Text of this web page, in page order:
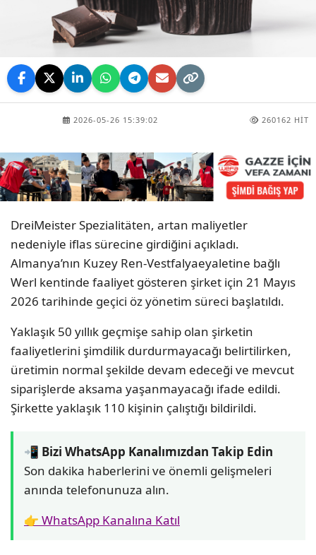
2026-05-26 15:39:02 260162 HIT
DreiMeister Spezialitäten, artan maliyetler
nedeniyle iflas sürecine girdiğini açıkladı.
Almanya’nın Kuzey Ren-Vestfalyaeyaletine bağlı
Werl kentinde faaliyet gösteren şirket için 21 Mayıs
2026 tarihinde geçici öz yönetim süreci başlatıldı.
Yaklaşık 50 yıllık geçmişe sahip olan şirketin
faaliyetlerini şimdilik durdurmayacağı belirtilirken,
üretimin normal şekilde devam edeceği ve mevcut
siparişlerde aksama yaşanmayacağı ifade edildi.
Şirkette yaklaşık 110 kişinin çalıştığı bildirildi.
📲 Bizi WhatsApp Kanalımızdan Takip Edin
Son dakika haberlerini ve önemli gelişmeleri
anında telefonunuza alın.
👉 WhatsApp Kanalına Katıl